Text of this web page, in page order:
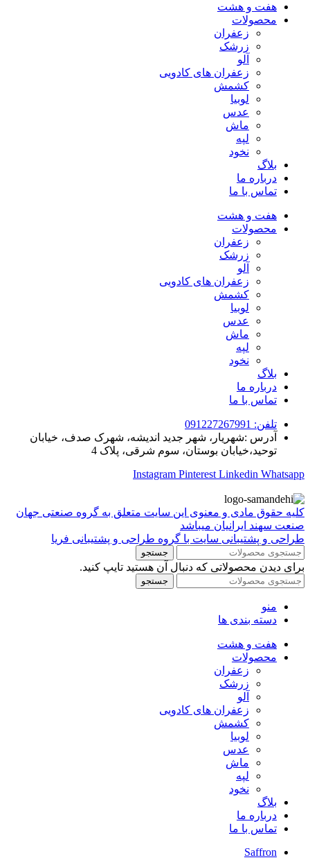
هفت و هشت
محصولات
زعفران
زرشک
آلو
زعفران های کادویی
کشمش
لوبیا
عدس
ماش
لپه
نخود
بلاگ
درباره ما
تماس با ما
هفت و هشت
محصولات
زعفران
زرشک
آلو
زعفران های کادویی
کشمش
لوبیا
عدس
ماش
لپه
نخود
بلاگ
درباره ما
تماس با ما
تلفن: 091227267991
آدرس :شهریار، شهر جدید اندیشه، شهرک صدف، خیابان
توحید،خیابان بوستان، سوم شرقی، پلاک 4
Instagram Pinterest Linkedin Whatsapp
کلیه حقوق مادی و معنوی این سایت متعلق به گروه صنعتی جهان
صنعت سهند ایرانیان میباشد
طراحی و پشتیبانی سایت با گروه طراحی و پشتیبانی فریا
جستجو
برای دیدن محصولاتی که دنبال آن هستید تایپ کنید.
جستجو
منو
دسته بندی ها
هفت و هشت
محصولات
زعفران
زرشک
آلو
زعفران های کادویی
کشمش
لوبیا
عدس
ماش
لپه
نخود
بلاگ
درباره ما
تماس با ما
Saffron